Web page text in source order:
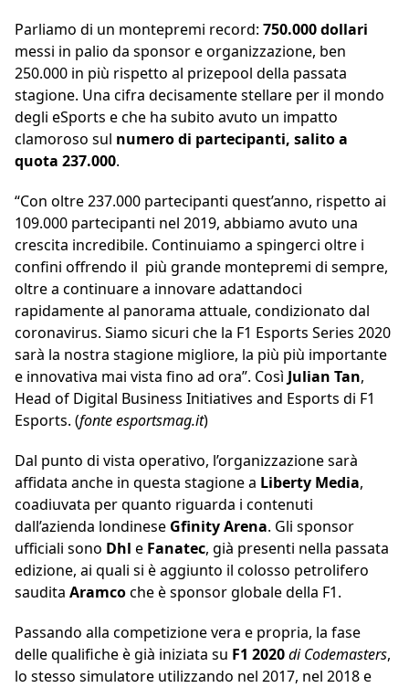
Parliamo di un montepremi record: 750.000 dollari
messi in palio da sponsor e organizzazione, ben
250.000 in più rispetto al prizepool della passata
stagione. Una cifra decisamente stellare per il mondo
degli eSports e che ha subito avuto un impatto
clamoroso sul numero di partecipanti, salito a
quota 237.000.
“Con oltre 237.000 partecipanti quest’anno, rispetto ai
109.000 partecipanti nel 2019, abbiamo avuto una
crescita incredibile. Continuiamo a spingerci oltre i
confini offrendo il più grande montepremi di sempre,
oltre a continuare a innovare adattandoci
rapidamente al panorama attuale, condizionato dal
coronavirus. Siamo sicuri che la F1 Esports Series 2020
sarà la nostra stagione migliore, la più più importante
e innovativa mai vista fino ad ora”. Così Julian Tan,
Head of Digital Business Initiatives and Esports di F1
Esports. (fonte esportsmag.it)
Dal punto di vista operativo, l’organizzazione sarà
affidata anche in questa stagione a Liberty Media,
coadiuvata per quanto riguarda i contenuti
dall’azienda londinese Gfinity Arena. Gli sponsor
ufficiali sono Dhl e Fanatec, già presenti nella passata
edizione, ai quali si è aggiunto il colosso petrolifero
saudita Aramcoche è sponsor globale della F1.
Passando alla competizione vera e propria, la fase
delle qualifiche è già iniziata su F1 2020di Codemasters,
lo stesso simulatore utilizzando nel 2017, nel 2018 e